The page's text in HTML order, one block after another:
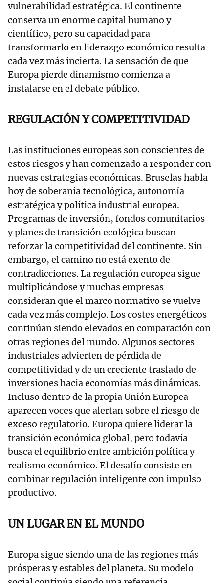
vulnerabilidad estratégica. El continente
conserva un enorme capital humano y
científico, pero su capacidad para
transformarlo en liderazgo económico resulta
cada vez más incierta. La sensación de que
Europa pierde dinamismo comienza a
instalarse en el debate público.
REGULACIÓN Y COMPETITIVIDAD
Las instituciones europeas son conscientes de
estos riesgos y han comenzado a responder con
nuevas estrategias económicas. Bruselas habla
hoy de soberanía tecnológica, autonomía
estratégica y política industrial europea.
Programas de inversión, fondos comunitarios
y planes de transición ecológica buscan
reforzar la competitividad del continente. Sin
embargo, el camino no está exento de
contradicciones. La regulación europea sigue
multiplicándose y muchas empresas
consideran que el marco normativo se vuelve
cada vez más complejo. Los costes energéticos
continúan siendo elevados en comparación con
otras regiones del mundo. Algunos sectores
industriales advierten de pérdida de
competitividad y de un creciente traslado de
inversiones hacia economías más dinámicas.
Incluso dentro de la propia Unión Europea
aparecen voces que alertan sobre el riesgo de
exceso regulatorio. Europa quiere liderar la
transición económica global, pero todavía
busca el equilibrio entre ambición política y
realismo económico. El desafío consiste en
combinar regulación inteligente con impulso
productivo.
UN LUGAR EN EL MUNDO
Europa sigue siendo una de las regiones más
prósperas y estables del planeta. Su modelo